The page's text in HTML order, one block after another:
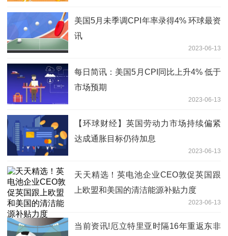
美国5月未季调CPI年率录得4% 环球最资
讯
2023-06-13
每日简讯：美国5月CPI同比上升4% 低于
市场预期
2023-06-13
【环球财经】英国劳动力市场持续偏紧
达成通胀目标仍待加息
2023-06-13
天天精选！英电池企业CEO敦促英国跟
上欧盟和美国的清洁能源补贴力度
2023-06-13
当前资讯!厄立特里亚时隔16年重返东非